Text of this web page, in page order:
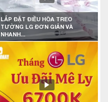
LẮP ĐẶT ĐIỀU HÒA TREO
TƯỜNG LG ĐƠN GIẢN VÀ
NHANH...